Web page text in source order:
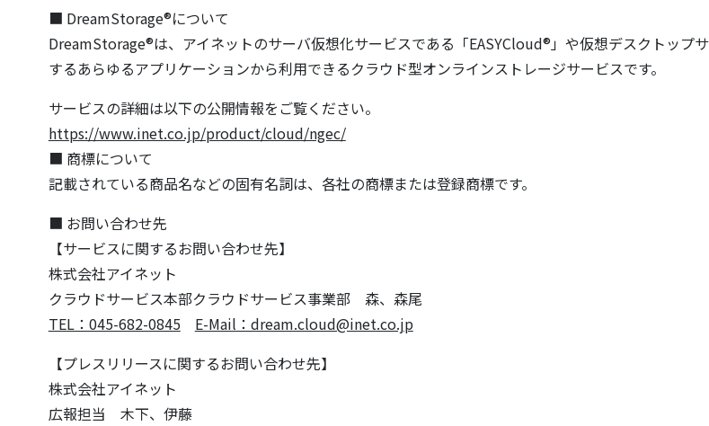
■ DreamStorage®について
DreamStorage®は、アイネットのサーバ仮想化サービスである「EASYCloud®」や仮想デスクトップ
するあらゆるアプリケーションから利用できるクラウド型オンラインストレージサービスです。
サービスの詳細は以下の公開情報をご覧ください。
https://www.inet.co.jp/product/cloud/ngec/
■ 商標について
記載されている商品名などの固有名詞は、各社の商標または登録商標です。
■ お問い合わせ先
【サービスに関するお問い合わせ先】
株式会社アイネット
クラウドサービス本部クラウドサービス事業部 森、森尾
TEL：045-682-0845
E-Mail：dream.cloud@inet.co.jp
【プレスリリースに関するお問い合わせ先】
株式会社アイネット
広報担当 木下、伊藤